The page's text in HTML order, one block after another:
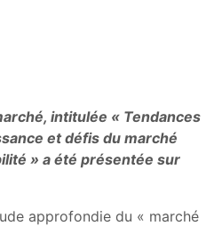
intitulée « Tendances
et défis du marché
» a été présentée sur
approfondie du « marché